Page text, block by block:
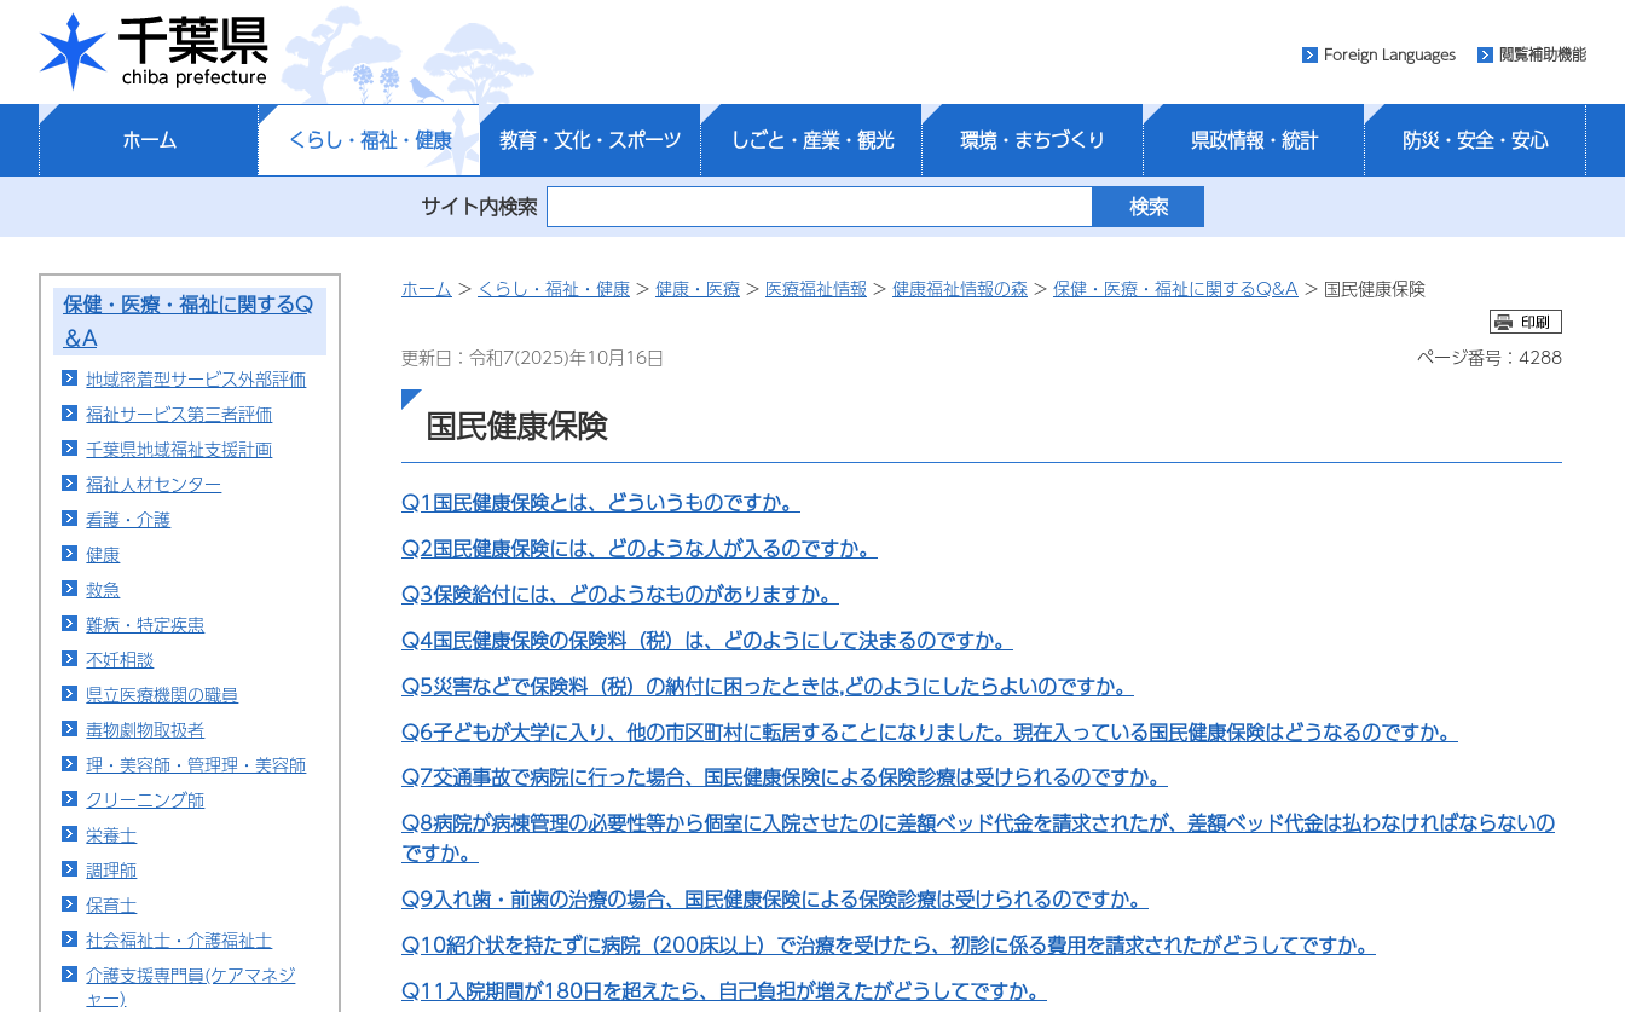
千葉県
Foreign Languages 閲覧補助機能
ホーム くらし・福祉・健康 教育・文化・スポーツ しごと・産業・観光 環境・まちづくり 県政情報・統計 防災・安全・安心
サイト内検索
保健・医療・福祉に関するQ
＆A
地域密着型サービス外部評価
福祉サービス第三者評価
千葉県地域福祉支援計画
福祉人材センター
看護・介護
健康
救急
難病・特定疾患
不妊相談
県立医療機関の職員
毒物劇物取扱者
理・美容師・管理理・美容師
クリーニング師
栄養士
調理師
保育士
社会福祉士・介護福祉士
介護支援専門員(ケアマネジ
ャー)
ホーム > くらし・福祉・健康 > 健康・医療 > 医療福祉情報 > 健康福祉情報の森 > 保健・医療・福祉に関するQ&A > 国民健康保険
更新日：令和7(2025)年10月16日 ページ番号：4288
国民健康保険
Q1国民健康保険とは、どういうものですか。
Q2国民健康保険には、どのような人が入るのですか。
Q3保険給付には、どのようなものがありますか。
Q4国民健康保険の保険料（税）は、どのようにして決まるのですか。
Q5災害などで保険料（税）の納付に困ったときは,どのようにしたらよいのですか。
Q6子どもが大学に入り、他の市区町村に転居することになりました。現在入っている国民健康保険はどうなるのですか。
Q7交通事故で病院に行った場合、国民健康保険による保険診療は受けられるのですか。
Q8病院が病棟管理の必要性等から個室に入院させたのに差額ベッド代金を請求されたが、差額ベッド代金は払わなければならないの
ですか。
Q9入れ歯・前歯の治療の場合、国民健康保険による保険診療は受けられるのですか。
Q10紹介状を持たずに病院（200床以上）で治療を受けたら、初診に係る費用を請求されたがどうしてですか。
Q11入院期間が180日を超えたら、自己負担が増えたがどうしてですか。